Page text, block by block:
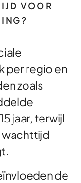
VOOR
per regio en
zoals
jaar, terwijl
wachttijd
de